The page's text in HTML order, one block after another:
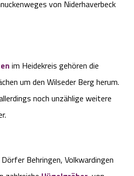
von Niderhaverbeck
im Heidekreis gehören die
um den Wilseder Berg herum.
noch unzählige weitere
Behringen, Volkwardingen